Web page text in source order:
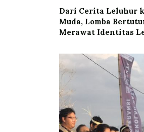
Dari Cerita Leluhur
Muda, Lomba
Merawat Identitas